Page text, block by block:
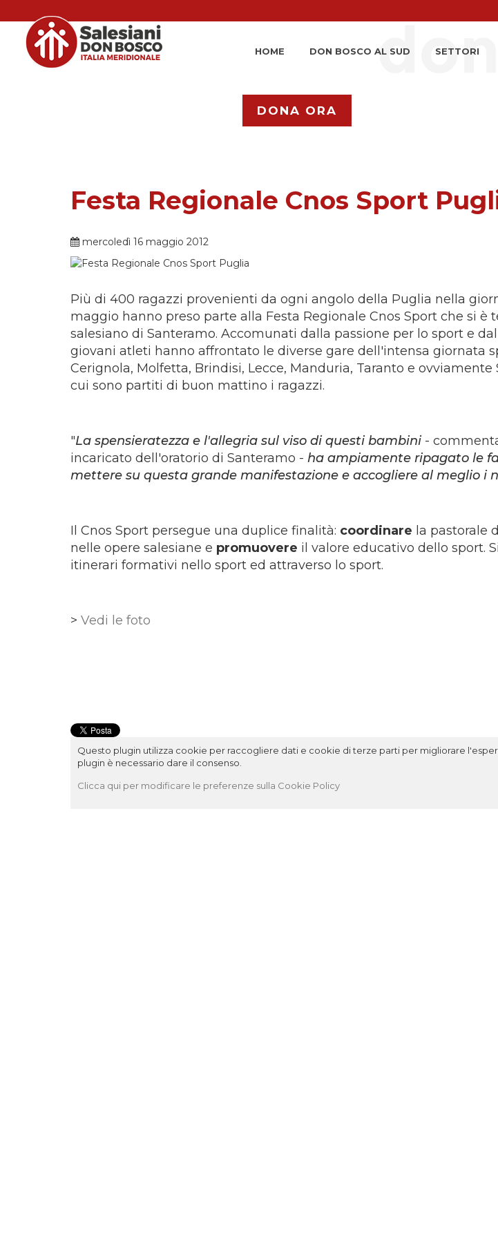
HOME DON BOSCO AL SUD SETTORI
DONA ORA
Festa Regionale Cnos Sport
mercoledì 16 maggio 2012
Più di 400 ragazzi provenienti da ogni angolo della Puglia nella
maggio hanno preso parte alla Festa Regionale Cnos Sport che si è
salesiano di Santeramo. Accomunati dalla passione per lo sport e
giovani atleti hanno affrontato le diverse gare dell'intensa giornata
Cerignola, Molfetta, Brindisi, Lecce, Manduria, Taranto e ovviamente
cui sono partiti di buon mattino i ragazzi.
"La spensieratezza e l'allegria sul viso di questi bambini -
incaricato dell'oratorio di Santeramo - ha ampiamente ripagato le
mettere su questa grande manifestazione e accogliere al meglio i
Il Cnos Sport persegue una duplice finalità: coordinare la pastorale
nelle opere salesiane e promuovere il valore educativo dello sport.
itinerari formativi nello sport ed attraverso lo sport.
> Vedi le foto
Questo plugin utilizza cookie per raccogliere dati e cookie di terze parti per migliorare
plugin è necessario dare il consenso.
Clicca qui per modificare le preferenze sulla Cookie Policy